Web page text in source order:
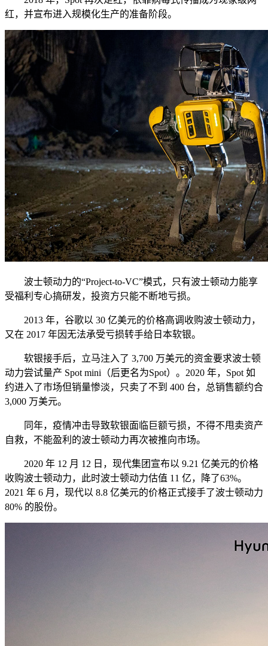
红，并宣布进入规模化生产的准备阶段。
波士顿动力的“Project-to-VC”模式，只有波士顿动力能享
受福利专心搞研发，投资方只能不断地亏损。
2013 年，谷歌以 30 亿美元的价格高调收购波士顿动力，
又在 2017 年因无法承受亏损转手给日本软银。
软银接手后，立马注入了 3,700 万美元的资金要求波士顿
动力尝试量产 Spot mini（后更名为Spot）。2020 年，Spot 如
约进入了市场但销量惨淡，只卖了不到 400 台，总销售额约合
3,000 万美元。
同年，疫情冲击导致软银面临巨额亏损，不得不甩卖资产
自救，不能盈利的波士顿动力再次被推向市场。
2020 年 12 月 12 日，现代集团宣布以 9.21 亿美元的价格
收购波士顿动力，此时波士顿动力估值 11 亿，降了63%。
2021 年 6 月，现代以 8.8 亿美元的价格正式接手了波士顿动力
80% 的股份。